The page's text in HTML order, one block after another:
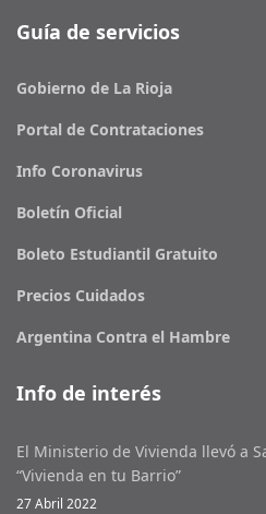
Guía de servicios
Gobierno de La Rioja
Portal de Contrataciones
Info Coronavirus
Boletín Oficial
Boleto Estudiantil Gratuito
Precios Cuidados
Argentina Contra el Hambre
Info de interés
El Ministerio de Vivienda llevó a
“Vivienda en tu Barrio”
27 Abril 2022